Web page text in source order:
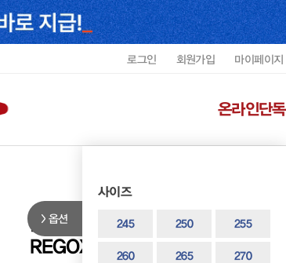
로그인 회원가입 마이페이지
온라인단독
옵션
사이즈
245 250 255
260 265 270
리갈 201 남성 고어텍스 Y팁 더비
REGOXC5022GF1